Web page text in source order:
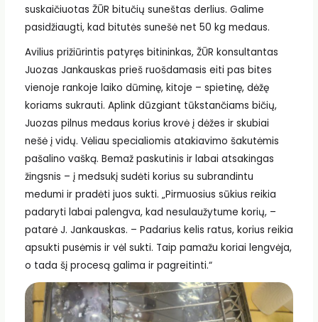
suskaičiuotas ŽŪR bitučių suneštas derlius. Galime
pasidžiaugti, kad bitutės sunešė net 50 kg medaus.
Avilius prižiūrintis patyręs bitininkas, ŽŪR konsultantas
Juozas Jankauskas prieš ruošdamasis eiti pas bites
vienoje rankoje laiko dūminę, kitoje – spietinę, dėžę
koriams sukrauti. Aplink dūzgiant tūkstančiams bičių,
Juozas pilnus medaus korius krovė į dėžes ir skubiai
nešė į vidų. Vėliau specialiomis atakiavimo šakutėmis
pašalino vašką. Bemaž paskutinis ir labai atsakingas
žingsnis – į medsukį sudėti korius su subrandintu
medumi ir pradėti juos sukti. „Pirmuosius sūkius reikia
padaryti labai palengva, kad nesulaužytume korių, –
patarė J. Jankauskas. – Padarius kelis ratus, korius reikia
apsukti pusėmis ir vėl sukti. Taip pamažu koriai lengvėja,
o tada šį procesą galima ir pagreitinti.“